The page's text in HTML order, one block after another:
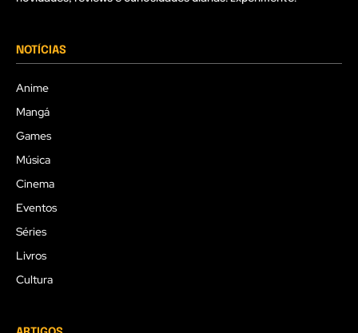
NOTÍCIAS
Anime
Mangá
Games
Música
Cinema
Eventos
Séries
Livros
Cultura